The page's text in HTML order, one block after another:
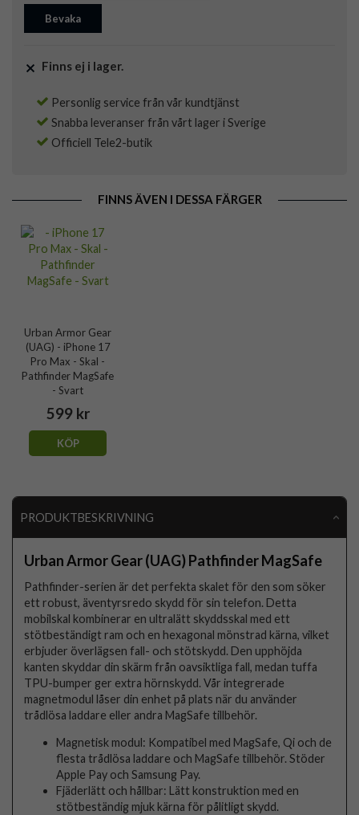
Bevaka
Finns ej i lager.
Personlig service från vår kundtjänst
Snabba leveranser från vårt lager i Sverige
Officiell Tele2-butik
FINNS ÄVEN I DESSA FÄRGER
Urban Armor Gear
(UAG) - iPhone 17
Pro Max - Skal -
Pathfinder MagSafe
- Svart
599 kr
KÖP
PRODUKTBESKRIVNING
Urban Armor Gear (UAG) Pathfinder MagSafe
Pathfinder-serien är det perfekta skalet för den som söker
ett robust, äventyrsredo skydd för sin telefon. Detta
mobilskal kombinerar en ultralätt skyddsskal med ett
stötbeständigt ram och en hexagonal mönstrad kärna, vilket
erbjuder överlägsen fall- och stötskydd. Den upphöjda
kanten skyddar din skärm från oavsiktliga fall, medan tuffa
TPU-bumper ger extra hörnskydd. Vår integrerade
magnetmodul låser din enhet på plats när du använder
trådlösa laddare eller andra MagSafe tillbehör.
Magnetisk modul: Kompatibel med MagSafe, Qi och de
flesta trådlösa laddare och MagSafe tillbehör. Stöder
Apple Pay och Samsung Pay.
Fjäderlätt och hållbar: Lätt konstruktion med en
stötbeständig mjuk kärna för pålitligt skydd.